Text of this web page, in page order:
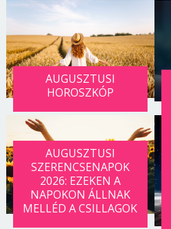
AUGUSZTUSI
HOROSZKÓP
AUGUSZTUSI
SZERENCSENAPOK
2026: EZEKEN A
NAPOKON ÁLLNAK
MELLÉD A CSILLAGOK